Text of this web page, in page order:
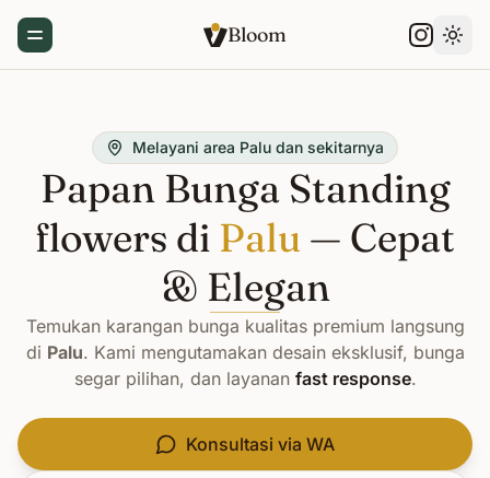
Toggle Menu Bloom
Melayani area Palu dan sekitarnya
Papan Bunga Standing
flowers di Palu — Cepat
& Elegan
Temukan karangan bunga kualitas premium langsung
di Palu. Kami mengutamakan desain eksklusif, bunga
segar pilihan, dan layanan fast response.
Konsultasi via WA